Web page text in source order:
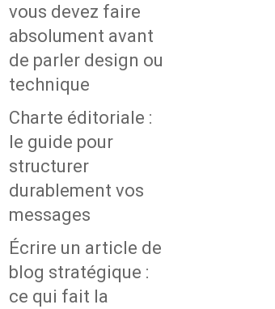
vous devez faire
absolument avant
de parler design ou
technique
Charte éditoriale :
le guide pour
structurer
durablement vos
messages
Écrire un article de
blog stratégique :
ce qui fait la